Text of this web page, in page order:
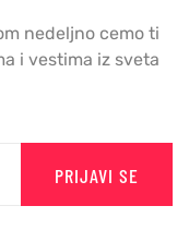
nedeljno cemo ti
i vestima iz sveta
PRIJAVI SE